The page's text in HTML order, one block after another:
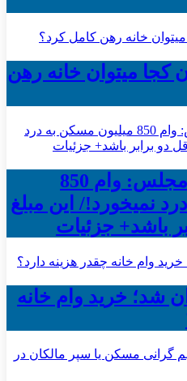
کجا میتوان خانه رهن
کمیسیون عمران مجلس: وام 850
نمیخورد!/ این مبلغ
باشد+ جزئیات
شد؛ خرید وام خانه